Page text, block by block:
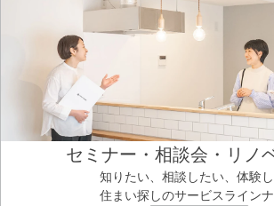
セミナー・相談会・リノ
知りたい、相談したい、体験
住まい探しのサービスライン